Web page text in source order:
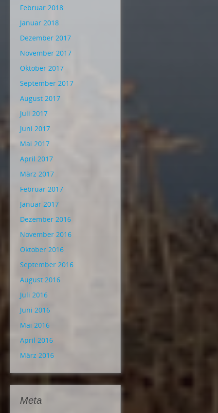
Februar 2018
Januar 2018
Dezember 2017
November 2017
Oktober 2017
September 2017
August 2017
Juli 2017
Juni 2017
Mai 2017
April 2017
März 2017
Februar 2017
Januar 2017
Dezember 2016
November 2016
Oktober 2016
September 2016
August 2016
Juli 2016
Juni 2016
Mai 2016
April 2016
März 2016
Meta